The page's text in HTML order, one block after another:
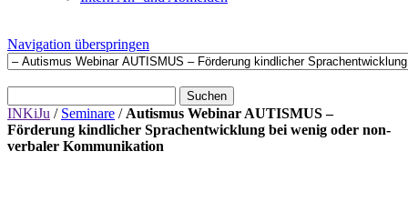
Navigation überspringen
Suchen
INKiJu / Seminare / Autismus Webinar AUTISMUS –
Förderung kindlicher Sprachentwicklung bei wenig oder non-
verbaler Kommunikation